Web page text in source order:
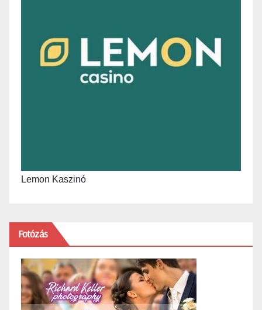
Lemon Kaszinó
Fotózás